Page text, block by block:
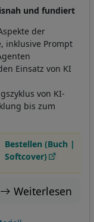
und fundiert
der
inklusive Prompt
Einsatz von KI
von KI-
bis zum
Bestellen (Buch |
Softcover)
Weiterlesen